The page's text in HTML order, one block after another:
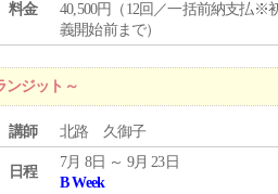
料金
40,500円（12回／一括前納支払※
義開始前まで）
ンジット～
講師 北路 久御子
日程
7月 8日 ～ 9月 23日
B Week